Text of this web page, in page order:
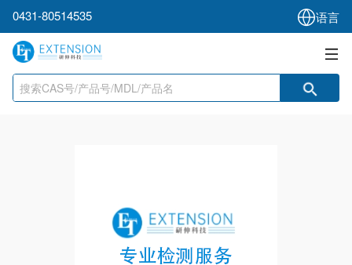
0431-80514535 语言